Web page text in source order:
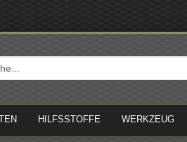
HILFSSTOFFE WERKZEUG